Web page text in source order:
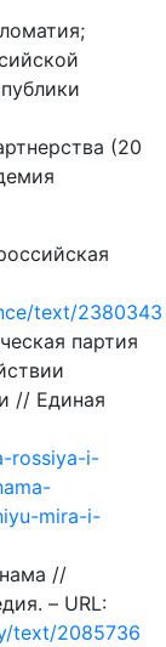
(20
text/2380343
партия
// Единая
rossiya-i-
mira-i-
//
– URL:
text/2085736